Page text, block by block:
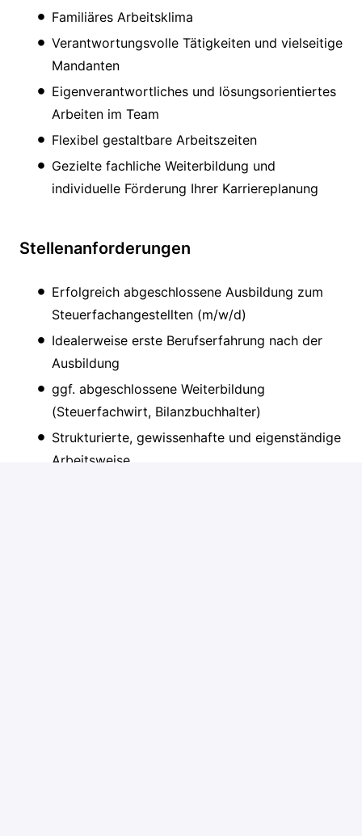
Familiäres Arbeitsklima
Verantwortungsvolle Tätigkeiten und vielseitige
Mandanten
Eigenverantwortliches und lösungsorientiertes
Arbeiten im Team
Flexibel gestaltbare Arbeitszeiten
Gezielte fachliche Weiterbildung und
individuelle Förderung Ihrer Karriereplanung
Stellenanforderungen
Erfolgreich abgeschlossene Ausbildung zum
Steuerfachangestellten (m/w/d)
Idealerweise erste Berufserfahrung nach der
Ausbildung
ggf. abgeschlossene Weiterbildung
(Steuerfachwirt, Bilanzbuchhalter)
Strukturierte, gewissenhafte und eigenständige
Arbeitsweise